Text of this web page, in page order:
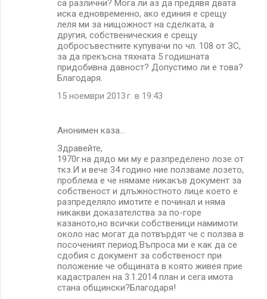
са различни? Мога ли аз да предявя двата
иска едновременно, ако единия е срещу
леля ми за нищожност на сделката, а
другия, собственическия е срещу
добросъвестните купувачи по чл. 108 от ЗС,
за да прекъсна тяхната 5 годишната
придобивна давност? Допустимо ли е това?
Благодаря.
15 ноември 2013 г. в 19:43
Анонимен каза…
Здравейте,
1970г.на дядо ми му е разпределено лозе от
ткз.И и вече 34 годино ние ползваме лозето,
проблема е че нямаме никакъв документ за
собственост и длъжностното лице което е
разпределяло имотите е починал и няма
никакви доказателства за по-горе
казаното,но всички собственици намимоти
около нас могат да потвърдят че с ползва в
посоченият период.Въпроса ми е как да се
сдобия с документ за собственост при
положение че общината в която живея прие
кадастрален на 3.1.2014 план и сега имота
стана общински?Благодаря!